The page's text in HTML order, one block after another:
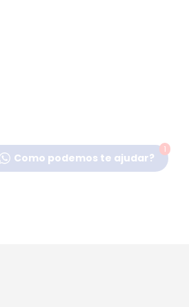
Como podemos te ajudar?
1